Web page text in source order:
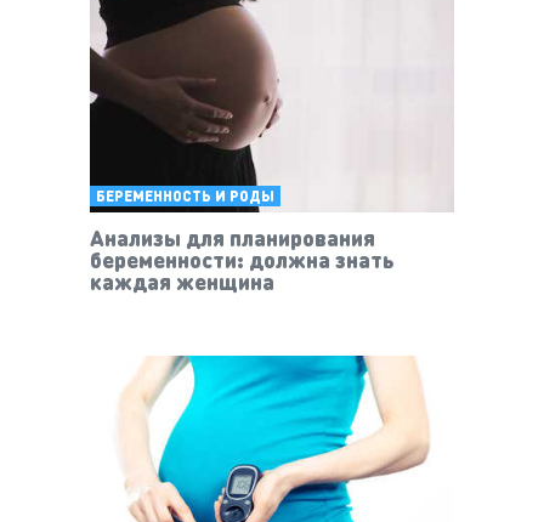
БЕРЕМЕННОСТЬ И РОДЫ
Анализы для планирования
беременности: должна знать
каждая женщина